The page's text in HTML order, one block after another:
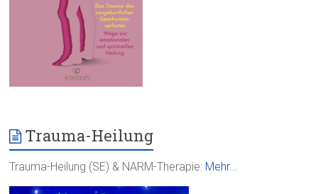
Trauma-Heilung
Trauma-Heilung (SE) & NARM-Therapie: Mehr...